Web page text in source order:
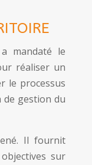
mandaté le
réaliser un
le processus
de gestion du
Il fournit
sur